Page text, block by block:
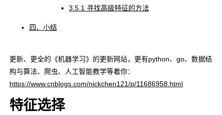
3.5.1 寻找高级特征的方法
四、小结
更新、更全的《机器学习》的更新网站，更有python、go、数据结
构与算法、爬虫、人工智能教学等着你：
https://www.cnblogs.com/nickchen121/p/11686958.html
特征选择